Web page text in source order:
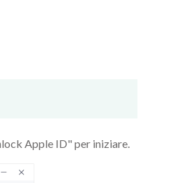
Apple ID" per iniziare.